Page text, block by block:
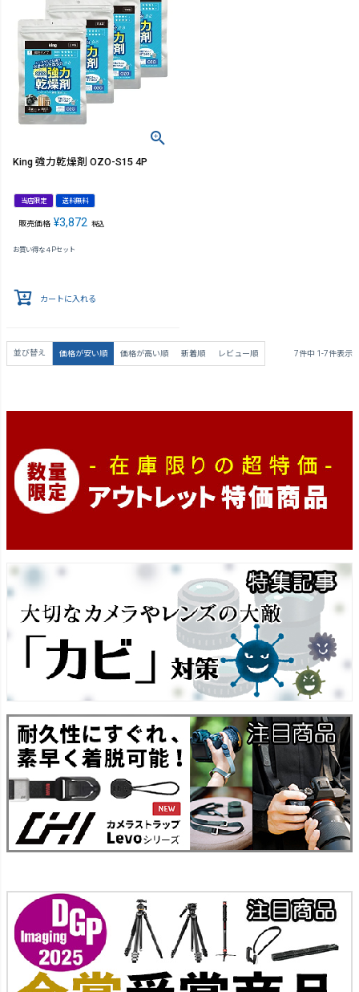
King 強力乾燥剤 OZO-S15 4P
当店限定 送料無料
販売価格 ¥3,872 税込
お買い得な４Pセット
カートに入れる
並び替え 価格が安い順 価格が高い順 新着順 レビュー順 7件中 1 -7件表示